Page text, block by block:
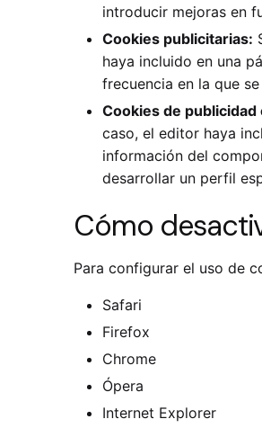
introducir mejoras en
Cookies publicitarias:
haya incluido en una
frecuencia en la que
Cookies de
caso, el editor haya
información del
desarrollar un perfil
Cómo
Para configurar el uso de
Safari
Firefox
Chrome
Ópera
Internet Explorer